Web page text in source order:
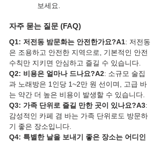
보세요.
자주 묻는 질문 (FAQ)
Q1: 저전동 밤문화는 안전한가요?A1: 저전동
은 조용하고 안전한 지역으로, 기본적인 안전
수칙만 지키면 안심하고 즐길 수 있습니다.
Q2: 비용은 얼마나 드나요?A2: 소규모 술집
과 노래방은 1인당 1~2만 원 선이며, 고급 바
는 약간 더 높은 비용이 발생할 수 있습니다.
Q3: 가족 단위로 즐길 만한 곳이 있나요?A3:
감성적인 카페 겸 바는 가족 단위로도 방문하
기 좋은 장소입니다.
Q4: 특별한 날을 보내기 좋은 장소는 어디인